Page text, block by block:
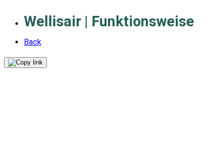
Wellisair | Funktionsweise
Back